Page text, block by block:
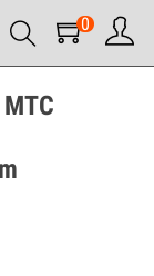
0
МТС